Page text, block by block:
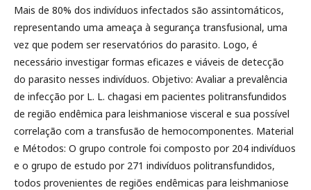
Mais de 80% dos indivíduos infectados são assintomáticos,
representando uma ameaça à segurança transfusional, uma
vez que podem ser reservatórios do parasito. Logo, é
necessário investigar formas eficazes e viáveis de detecção
do parasito nesses indivíduos. Objetivo: Avaliar a prevalência
de infecção por L. L. chagasi em pacientes politransfundidos
de região endêmica para leishmaniose visceral e sua possível
correlação com a transfusão de hemocomponentes. Material
e Métodos: O grupo controle foi composto por 204 indivíduos
e o grupo de estudo por 271 indivíduos politransfundidos,
todos provenientes de regiões endêmicas para leishmaniose